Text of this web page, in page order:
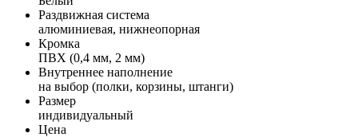
Раздвижная система
алюминиевая, нижнеопорная
Кромка
ПВХ (0,4 мм, 2 мм)
Внутреннее наполнение
на выбор (полки, корзины, штанги)
Размер
индивидуальный
Цена